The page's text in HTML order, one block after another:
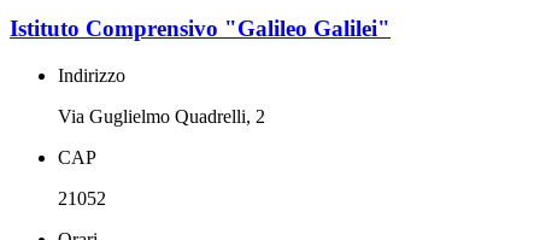
Istituto Comprensivo "Galileo Galilei"
Indirizzo
Via Guglielmo Quadrelli, 2
CAP
21052